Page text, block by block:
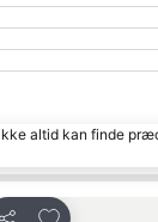
altid kan finde
Føj til